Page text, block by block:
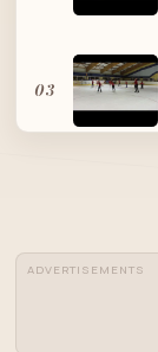
03
ADVERTISEMENTS